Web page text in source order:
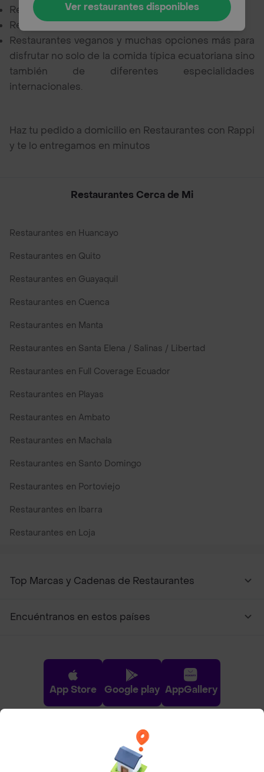
Restaurantes mexicanos,
Restaurantes italianos,
Restaurantes veganos y muchas opciones más para
disfrutar no solo de la comida típica ecuatoriana sino
también de diferentes especialidades
internacionales.
Haz tu pedido a domicilio en Restaurantes con Rappi
y te lo entregamos en minutos
Restaurantes Cerca de Mi
Restaurantes en Huancayo
Restaurantes en Quito
Restaurantes en Guayaquil
Restaurantes en Cuenca
Restaurantes en Manta
Restaurantes en Santa Elena / Salinas / Libertad
Restaurantes en Full Coverage Ecuador
Restaurantes en Playas
Restaurantes en Ambato
Restaurantes en Machala
Restaurantes en Santo Domingo
Restaurantes en Portoviejo
Restaurantes en Ibarra
Restaurantes en Loja
Top Marcas y Cadenas de Restaurantes
Encuéntranos en estos países
App Store Google play AppGallery
Pide tu comida favorita cerca de ti
Ver restaurantes disponibles